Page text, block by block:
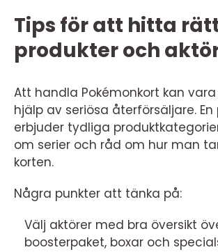
Tips för att hitta
produkter och
Att handla Pokémonkort kan
hjälp av seriösa återförsäljare.
erbjuder tydliga
om serier och råd om hur man
korten.
Några punkter att tänka på:
Välj aktörer med bra översikt
boosterpaket, boxar och